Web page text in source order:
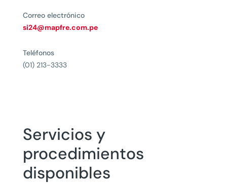
Correo electrónico
si24@mapfre.com.pe
Teléfonos
(01) 213-3333
Servicios y
procedimientos
disponibles